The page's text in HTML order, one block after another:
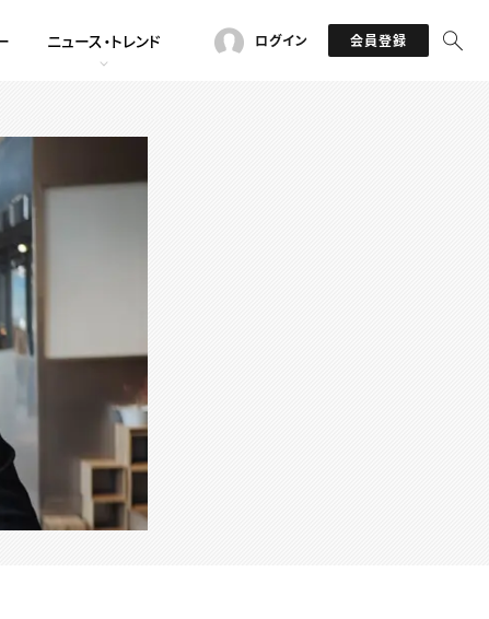
ニュース・トレンド ログイン 会員登録